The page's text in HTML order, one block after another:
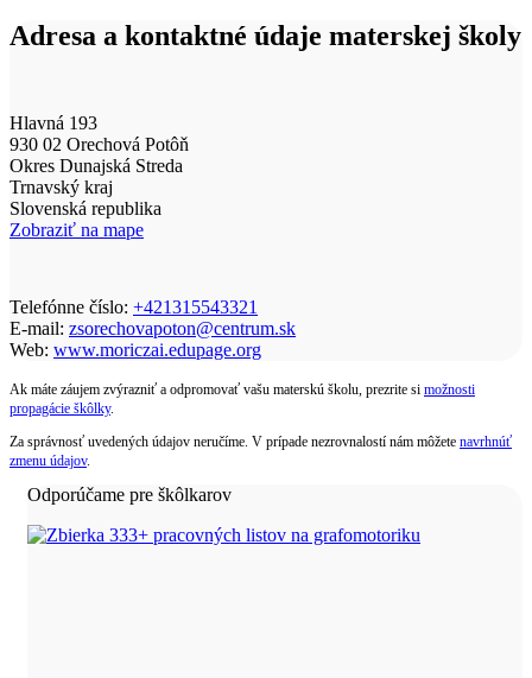
Adresa a kontaktné údaje materskej školy
Hlavná 193
930 02 Orechová Potôň
Okres Dunajská Streda
Trnavský kraj
Slovenská republika
Zobraziť na mape
Telefónne číslo: +421315543321
E-mail: zsorechovapoton@centrum.sk
Web: www.moriczai.edupage.org
Ak máte záujem zvýrazniť a odpromovať vašu materskú školu, prezrite si možnosti
propagácie škôlky.
Za správnosť uvedených údajov neručíme. V prípade nezrovnalostí nám môžete navrhnúť
zmenu údajov.
Odporúčame pre škôlkarov